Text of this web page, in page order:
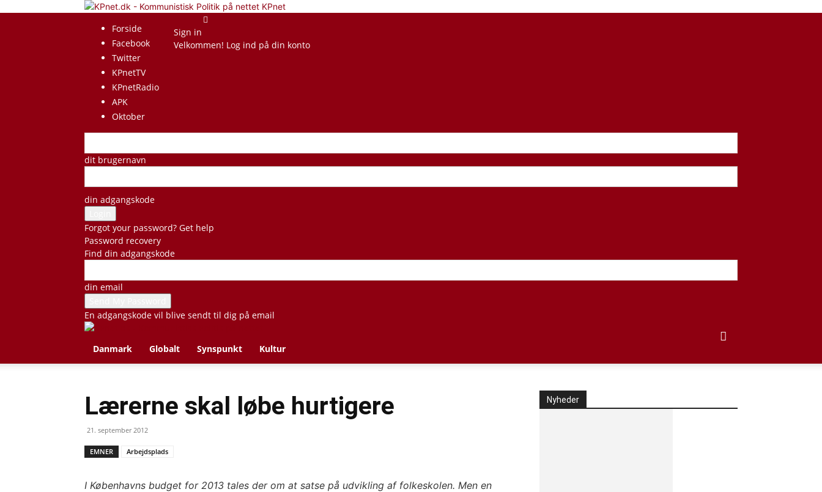
KPnet
Forside
Facebook
Twitter
KPnetTV
KPnetRadio
APK
Oktober
Sign in
Velkommen! Log ind på din konto
dit brugernavn
din adgangskode
Forgot your password? Get help
Password recovery
Find din adgangskode
din email
En adgangskode vil blive sendt til dig på email
Danmark Globalt Synspunkt Kultur
Lærerne skal løbe hurtigere
21. september 2012
EMNER Arbejdsplads
I Københavns budget for 2013 tales der om at satse på udvikling af folkeskolen. Men en
Nyheder